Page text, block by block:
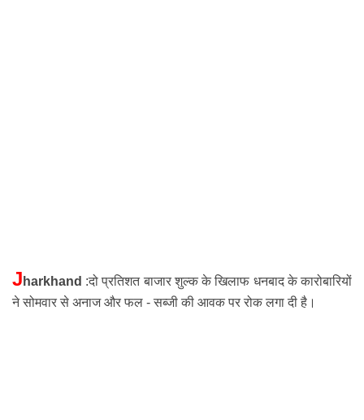
J harkhand :दो प्रतिशत बाजार शुल्क के खिलाफ धनबाद के कारोबारियों
ने सोमवार से अनाज और फल - सब्जी की आवक पर रोक लगा दी है।